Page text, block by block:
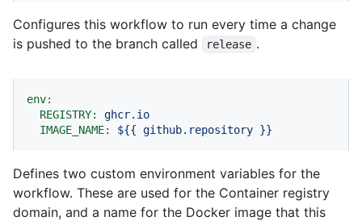
Configures this workflow to run every time a change
is pushed to the branch called
release .
env:
REGISTRY:
ghcr.io
IMAGE_NAME:
${{ github.repository }}
Defines two custom environment variables for the
workflow. These are used for the Container registry
domain, and a name for the Docker image that this